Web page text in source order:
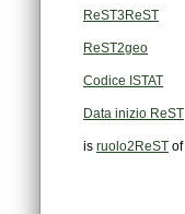
ReST3ReST
ReST2geo
Codice ISTAT
Data inizio ReST
is ruolo2ReST of